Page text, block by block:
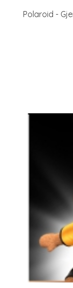
Polaroid -